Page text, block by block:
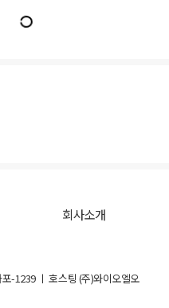
회사소개
-1239 ㅣ 호스팅 (주)와이오엘오